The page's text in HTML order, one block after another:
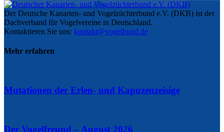
Der Deutsche Kanarien- und Vogelzüchterbund e.V. (DKB) ist der
Dachverband für Vogelvereine in Deutschland.
Kontaktieren Sie uns: kontakt@vogelbund.de
Mehr erfahren
Mutationen der Erlen- und Kapuzenzeisige
Der Vogelfreund – August 2026